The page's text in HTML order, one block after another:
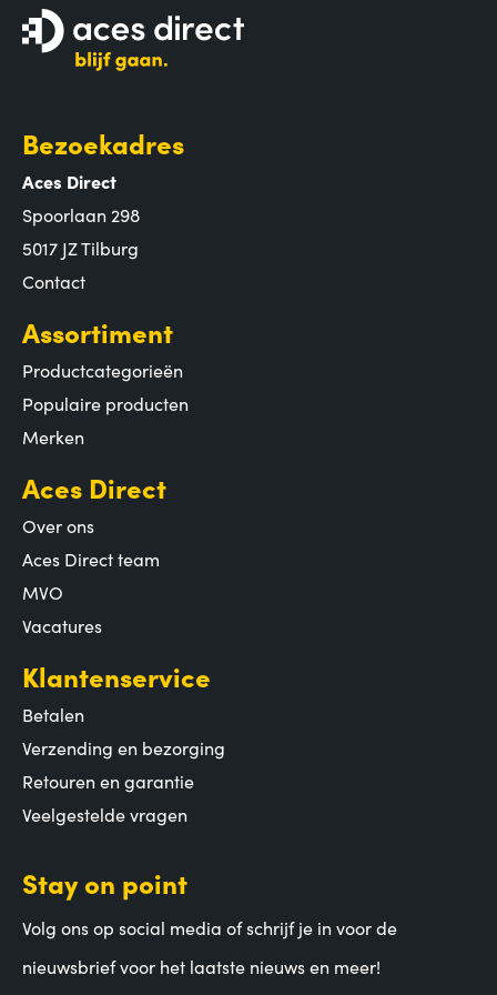
Bezoekadres
Aces Direct
Spoorlaan 298
5017 JZ Tilburg
Contact
Assortiment
Productcategorieën
Populaire producten
Merken
Aces Direct
Over ons
Aces Direct team
MVO
Vacatures
Klantenservice
Betalen
Verzending en bezorging
Retouren en garantie
Veelgestelde vragen
Stay on point
Volg ons op social media of schrijf je in voor de
nieuwsbrief voor het laatste nieuws en meer!